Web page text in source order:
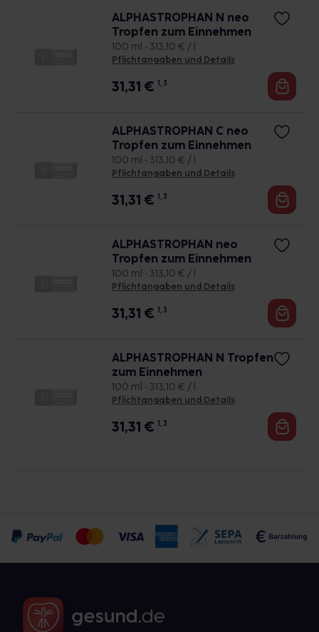
ALPHASTROPHAN N neo
Tropfen zum Einnehmen
100 ml • 313,10 € / l
Pflichtangaben und Details
31,31 € 1, 3
ALPHASTROPHAN C neo
Tropfen zum Einnehmen
100 ml • 313,10 € / l
Pflichtangaben und Details
31,31 € 1, 3
ALPHASTROPHAN neo
Tropfen zum Einnehmen
100 ml • 313,10 € / l
Pflichtangaben und Details
31,31 € 1, 3
ALPHASTROPHAN N Tropfen
zum Einnehmen
100 ml • 313,10 € / l
Pflichtangaben und Details
31,31 € 1, 3